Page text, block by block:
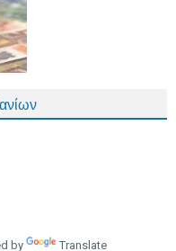
by Translate